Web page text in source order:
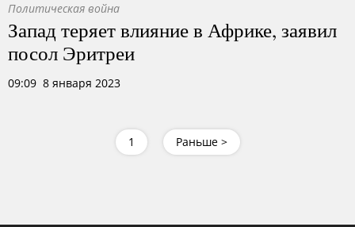
Политическая война
Запад теряет влияние в Африке, заявил
посол Эритреи
09:09 8 января 2023
1 Раньше >